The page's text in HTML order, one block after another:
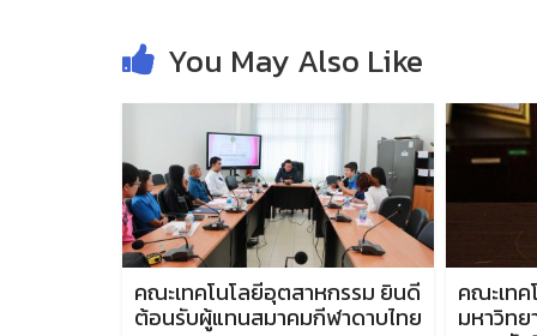
You May Also Like
คณะเทคโนโลยีอุตสาหกรรม ยินดี
ต้อนรับผู้แทนสมาคมกีฬาดาบไทย
คณะเท
มหาวิท